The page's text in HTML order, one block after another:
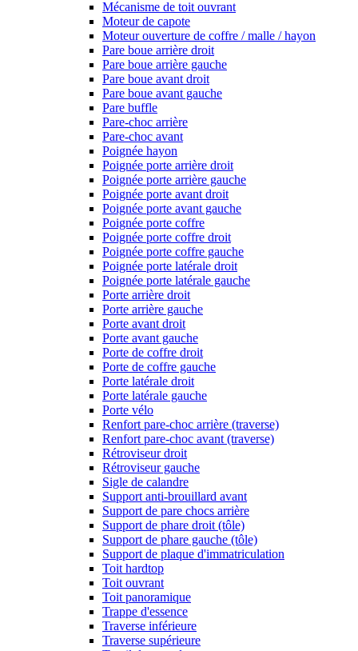
Mécanisme de toit ouvrant
Moteur de capote
Moteur ouverture de coffre / malle / hayon
Pare boue arrière droit
Pare boue arrière gauche
Pare boue avant droit
Pare boue avant gauche
Pare buffle
Pare-choc arrière
Pare-choc avant
Poignée hayon
Poignée porte arrière droit
Poignée porte arrière gauche
Poignée porte avant droit
Poignée porte avant gauche
Poignée porte coffre
Poignée porte coffre droit
Poignée porte coffre gauche
Poignée porte latérale droit
Poignée porte latérale gauche
Porte arrière droit
Porte arrière gauche
Porte avant droit
Porte avant gauche
Porte de coffre droit
Porte de coffre gauche
Porte latérale droit
Porte latérale gauche
Porte vélo
Renfort pare-choc arrière (traverse)
Renfort pare-choc avant (traverse)
Rétroviseur droit
Rétroviseur gauche
Sigle de calandre
Support anti-brouillard avant
Support de pare chocs arrière
Support de phare droit (tôle)
Support de phare gauche (tôle)
Support de plaque d'immatriculation
Toit hardtop
Toit ouvrant
Toit panoramique
Trappe d'essence
Traverse inférieure
Traverse supérieure